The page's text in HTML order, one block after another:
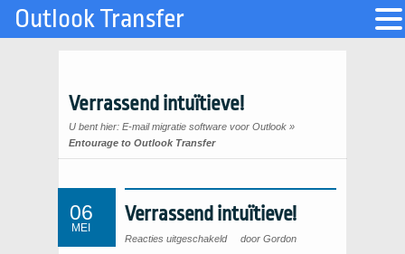
Verrassend intuïtieve!
U bent hier: E-mail migratie software voor Outlook »
Entourage to Outlook Transfer
06
MEI
Verrassend intuïtieve!
Reacties uitgeschakeldVerrassend
door Gordon
Outlook Transfer